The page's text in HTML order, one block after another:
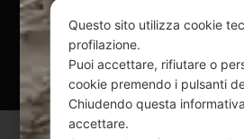
Mail:
Questo sito è protetto da
v3,
Privacy PolicyeTerms of
Questo sito utilizza cookie
profilazione.
Puoi accettare, rifiutare o
cookie premendo i pulsanti
Chiudendo questa
accettare.